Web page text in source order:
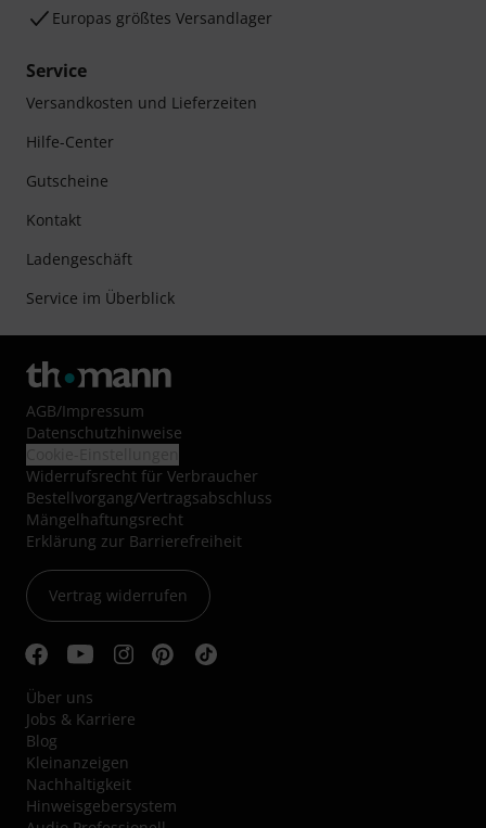
Europas größtes Versandlager
Service
Versandkosten und Lieferzeiten
Hilfe-Center
Gutscheine
Kontakt
Ladengeschäft
Service im Überblick
AGB/Impressum
Datenschutzhinweise
Widerrufsrecht für Verbraucher
Bestellvorgang/Vertragsabschluss
Mängelhaftungsrecht
Erklärung zur Barrierefreiheit
Vertrag widerrufen
Über uns
Jobs & Karriere
Blog
Kleinanzeigen
Nachhaltigkeit
Hinweisgebersystem